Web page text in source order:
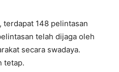
148 pelintasan
telah dijaga oleh
secara swadaya.
tetap.